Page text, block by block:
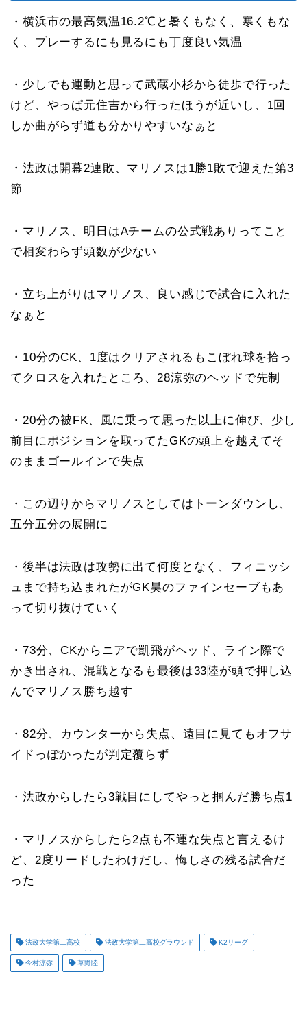
・横浜市の最高気温16.2℃と暑くもなく、寒くもな
く、プレーするにも見るにも丁度良い気温
・少しでも運動と思って武蔵小杉から徒歩で行った
けど、やっぱ元住吉から行ったほうが近いし、1回
しか曲がらず道も分かりやすいなぁと
・法政は開幕2連敗、マリノスは1勝1敗で迎えた第3
節
・マリノス、明日はAチームの公式戦ありってこと
で相変わらず頭数が少ない
・立ち上がりはマリノス、良い感じで試合に入れた
なぁと
・10分のCK、1度はクリアされるもこぼれ球を拾っ
てクロスを入れたところ、28涼弥のヘッドで先制
・20分の被FK、風に乗って思った以上に伸び、少し
前目にポジションを取ってたGKの頭上を越えてそ
のままゴールインで失点
・この辺りからマリノスとしてはトーンダウンし、
五分五分の展開に
・後半は法政は攻勢に出て何度となく、フィニッシ
ュまで持ち込まれたがGK昊のファインセーブもあ
って切り抜けていく
・73分、CKからニアで凱飛がヘッド、ライン際で
かき出され、混戦となるも最後は33陸が頭で押し込
んでマリノス勝ち越す
・82分、カウンターから失点、遠目に見てもオフサ
イドっぽかったが判定覆らず
・法政からしたら3戦目にしてやっと掴んだ勝ち点1
・マリノスからしたら2点も不運な失点と言えるけ
ど、2度リードしたわけだし、悔しさの残る試合だ
った
法政大学第二高校 法政大学第二高校グラウンド K2リーグ
今村涼弥 草野陸